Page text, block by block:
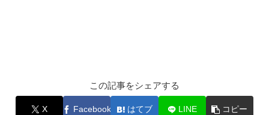
この記事をシェアする
X Facebook はてブ LINE コピー